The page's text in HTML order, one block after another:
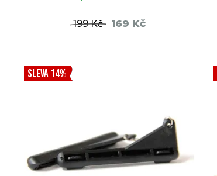
199 Kč 169 Kč
SLEVA 14%